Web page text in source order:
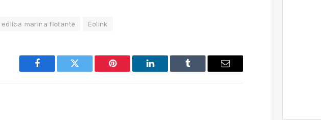
eólica marina flotante Eolink
Facebook Twitter Pinterest LinkedIn Tumblr Email